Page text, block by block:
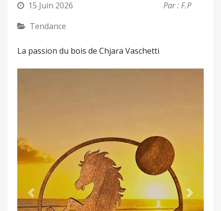
15 Juin 2026
Par : F.P
Tendance
La passion du bois de Chjara Vaschetti
Précédent Suivant